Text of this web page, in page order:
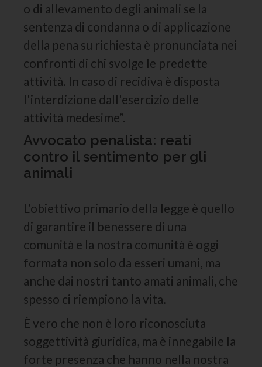
o di allevamento degli animali se la
sentenza di condanna o di applicazione
della pena su richiesta è pronunciata nei
confronti di chi svolge le predette
attività. In caso di recidiva è disposta
l'interdizione dall'esercizio delle
attività medesime”.
Avvocato penalista: reati
contro il sentimento per gli
animali
L’obiettivo primario della legge è quello
di garantire il benessere di una
comunità e la nostra comunità è oggi
formata non solo da esseri umani, ma
anche dai nostri tanto amati animali, che
spesso ci riempiono la vita.
È vero che non è loro riconosciuta
soggettività giuridica, ma è innegabile la
forte presenza che hanno nella nostra